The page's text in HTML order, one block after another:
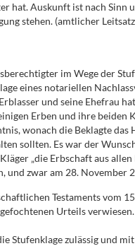
hat. Auskunft ist nach
stehen. (amtlicher
im Wege der
eines notariellen
und seine Ehefrau
Erben und ihre
wonach die Beklagte
sollten. Es war der
„die Erbschaft aus
und zwar am 28.
Testaments vom
Urteils verwiesen.
Stufenklage zulässig und